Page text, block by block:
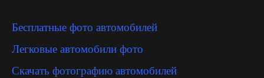
Бесплатные фото автомобилей
Легковые автомобили фото
Скачать фотографию автомобилей